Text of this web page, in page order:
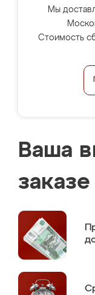
Мы
Стоимость
Ваша